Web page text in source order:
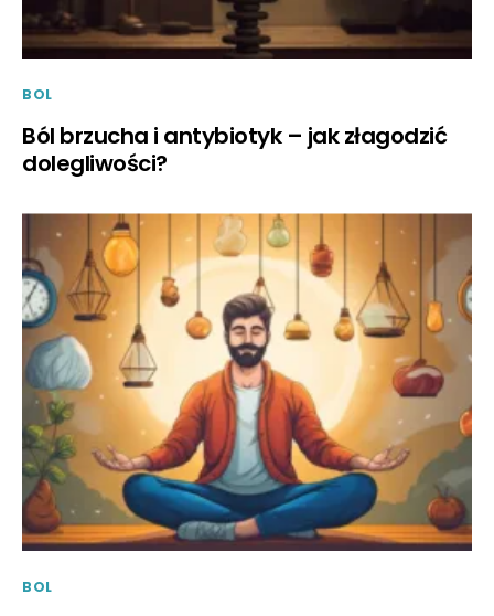
BOL
Ból brzucha i antybiotyk – jak złagodzić
dolegliwości?
BOL